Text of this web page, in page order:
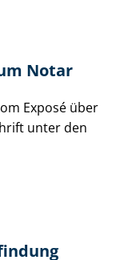
Notar
Exposé über
unter den